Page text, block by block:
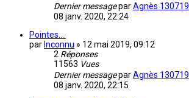
Dernier messageparAgnès 130719
08 janv. 2020, 22:24
Pointes....
par Inconnu » 12 mai 2019, 09:12
2 Réponses
11563 Vues
Dernier messageparAgnès 130719
08 janv. 2020, 22:15